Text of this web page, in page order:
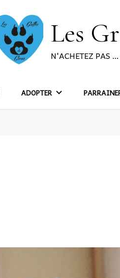
Les
N'ACHETEZ PAS
ADOPTER